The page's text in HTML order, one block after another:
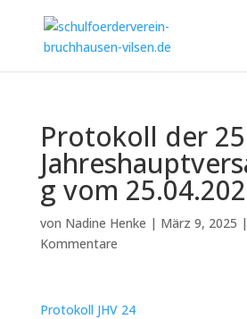
Protokoll der
g vom
von Nadine Henke | März 9, 2025 |
Kommentare
Protokoll JHV 24